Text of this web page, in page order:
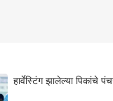
हार्वेस्टिंग झालेल्या